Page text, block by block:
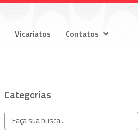
Vicariatos Contatos
Categorias